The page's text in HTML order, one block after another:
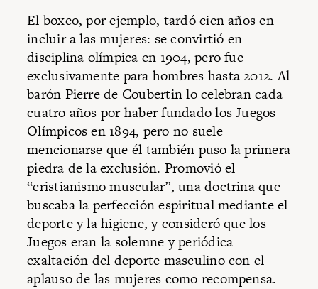
El boxeo, por ejemplo, tardó cien años en
incluir a las mujeres: se convirtió en
disciplina olímpica en 1904, pero fue
exclusivamente para hombres hasta 2012. Al
barón Pierre de Coubertin lo celebran cada
cuatro años por haber fundado los Juegos
Olímpicos en 1894, pero no suele
mencionarse que él también puso la primera
piedra de la exclusión. Promovió el
“cristianismo muscular”, una doctrina que
buscaba la perfección espiritual mediante el
deporte y la higiene, y consideró que los
Juegos eran la solemne y periódica
exaltación del deporte masculino con el
aplauso de las mujeres como recompensa.